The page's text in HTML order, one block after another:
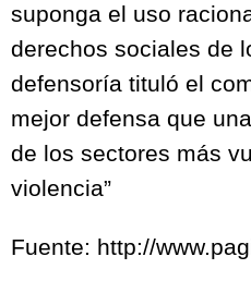
suponga el uso
derechos sociales de
defensoría tituló el
mejor defensa que
de los sectores más
violencia”
Fuente: http://